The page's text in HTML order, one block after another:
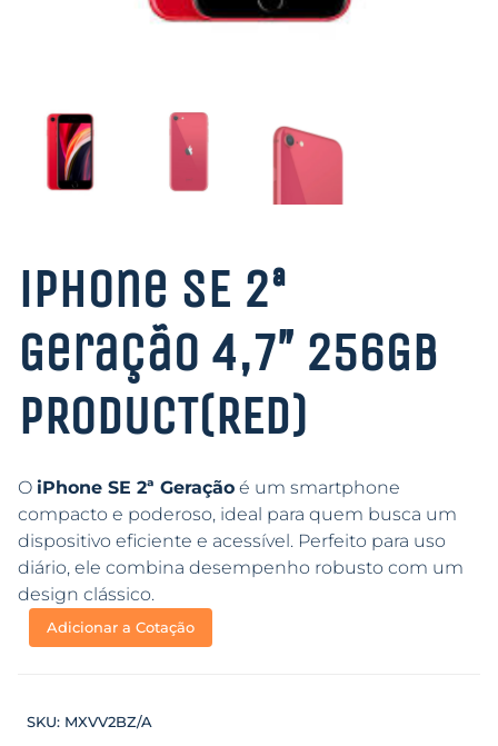
iPhone SE 2ª
Geração 4,7″ 256GB
PRODUCT(RED)
O iPhone SE 2ª Geração é um smartphone
compacto e poderoso, ideal para quem busca um
dispositivo eficiente e acessível. Perfeito para uso
diário, ele combina desempenho robusto com um
design clássico.
Adicionar a Cotação
SKU: MXVV2BZ/A